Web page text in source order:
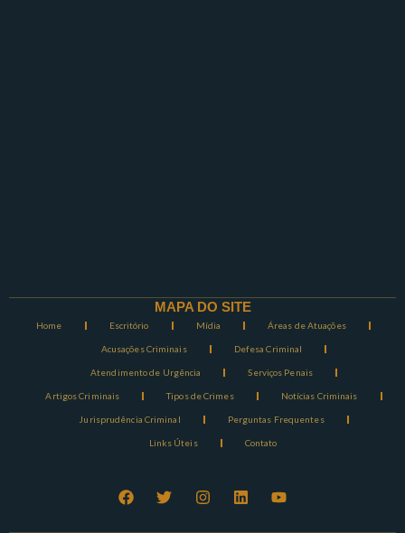
MAPA DO SITE
Home Escritório Mídia Áreas de Atuações
Acusações Criminais Defesa Criminal
Atendimento de Urgência Serviços Penais
Artigos Criminais Tipos de Crimes Notícias Criminais
Jurisprudência Criminal Perguntas Frequentes
Links Úteis Contato